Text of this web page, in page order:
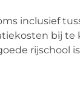
inclusief
bij te
rijschool